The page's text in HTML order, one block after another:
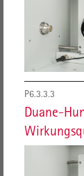
P6.3.3.3
Duane-